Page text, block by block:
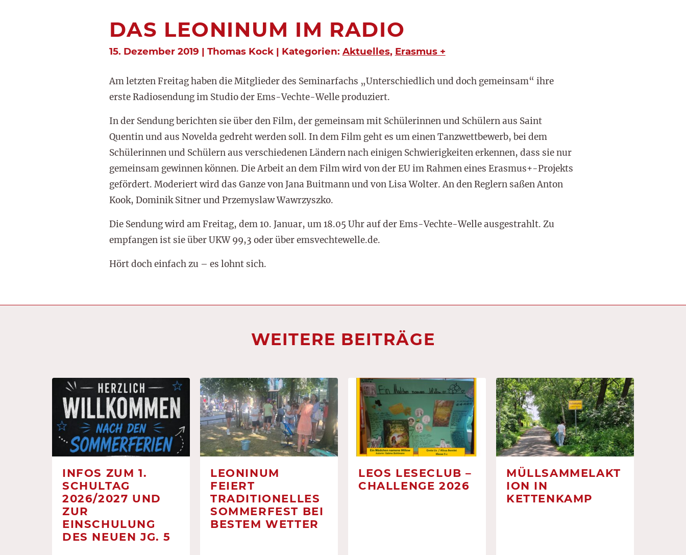
DAS LEONINUM IM RADIO
15. Dezember 2019 | Thomas Kock | Kategorien: Aktuelles, Erasmus +
Am letzten Freitag haben die Mitglieder des Seminarfachs „Unterschiedlich und doch gemeinsam“ ihre
erste Radiosendung im Studio der Ems-Vechte-Welle produziert.
In der Sendung berichten sie über den Film, der gemeinsam mit Schülerinnen und Schülern aus Saint
Quentin und aus Novelda gedreht werden soll. In dem Film geht es um einen Tanzwettbewerb, bei dem
Schülerinnen und Schülern aus verschiedenen Ländern nach einigen Schwierigkeiten erkennen, dass sie nur
gemeinsam gewinnen können. Die Arbeit an dem Film wird von der EU im Rahmen eines Erasmus+-Projekts
gefördert. Moderiert wird das Ganze von Jana Buitmann und von Lisa Wolter. An den Reglern saßen Anton
Kook, Dominik Sitner und Przemyslaw Wawrzyszko.
Die Sendung wird am Freitag, dem 10. Januar, um 18.05 Uhr auf der Ems-Vechte-Welle ausgestrahlt. Zu
empfangen ist sie über UKW 99,3 oder über emsvechtewelle.de.
Hört doch einfach zu – es lohnt sich.
WEITERE BEITRÄGE
INFOS ZUM 1.
SCHULTAG
2026/2027 UND
ZUR
EINSCHULUNG
DES NEUEN JG. 5
LEONINUM
FEIERT
TRADITIONELLES
SOMMERFEST BEI
BESTEM WETTER
LEOS LESECLUB –
CHALLENGE 2026
MÜLLSAMMELAKT
ION IN
KETTENKAMP